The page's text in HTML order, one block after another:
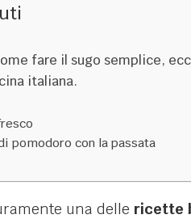
fare il sugo semplice,
italiana.
pomodoro con la passata
una delle ricette